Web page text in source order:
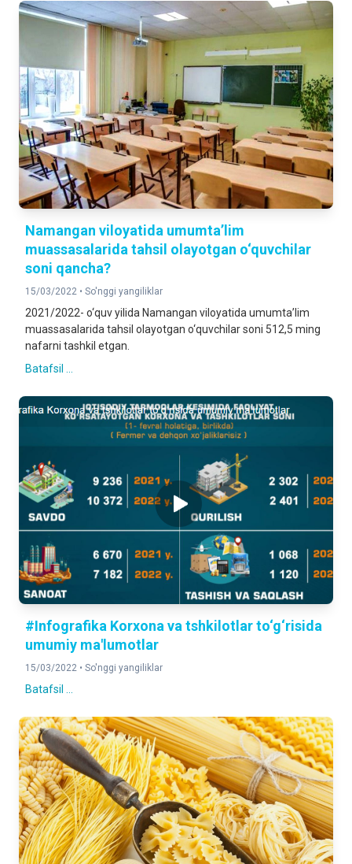
Namangan viloyatida umumta’lim
muassasalarida tahsil olayotgan o‘quvchilar
soni qancha?
15/03/2022 • So'nggi yangiliklar
2021/2022- o‘quv yilida Namangan viloyatida umumta’lim
muassasalarida tahsil olayotgan o‘quvchilar soni 512,5 ming
nafarni tashkil etgan.
Batafsil ...
#Infografika Korxona va tshkilotlar to‘g‘risida
umumiy ma'lumotlar
15/03/2022 • So'nggi yangiliklar
Batafsil ...